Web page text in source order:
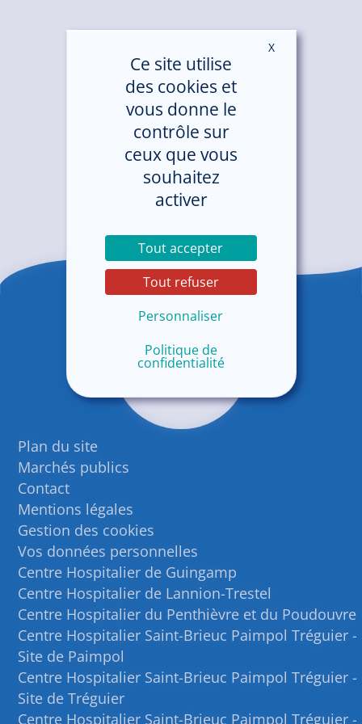
Plan du site
Marchés publics
Contact
Mentions légales
Gestion des cookies
Vos données personnelles
Centre Hospitalier de Guingamp
Centre Hospitalier de Lannion-Trestel
Centre Hospitalier du Penthièvre et du Poudouvre
Centre Hospitalier Saint-Brieuc Paimpol Tréguier -
Site de Paimpol
Centre Hospitalier Saint-Brieuc Paimpol Tréguier -
Site de Tréguier
Centre Hospitalier Saint-Brieuc Paimpol Tréguier -
Ce site utilise
des cookies et
vous donne le
contrôle sur
ceux que vous
souhaitez
activer
Tout accepter
Tout refuser
Personnaliser
Politique de
confidentialité
XMasquer le